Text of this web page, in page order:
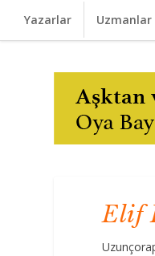
Yazarlar Uzmanlar
Elif